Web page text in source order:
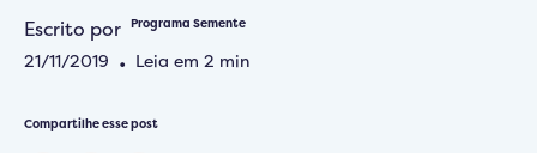
Escrito por Programa Semente
21/11/2019 • Leia em 2 min
Compartilhe esse post